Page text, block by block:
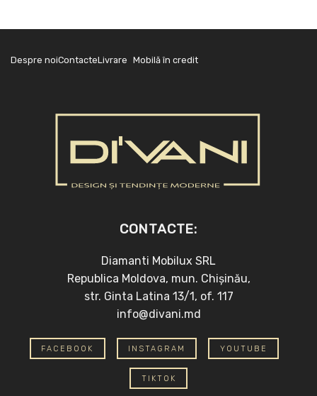
Despre noiContacteLivrare Mobilă în credit
CONTACTE:
Diamanti Mobilux SRL
Republica Moldova, mun. Chișinău,
str. Ginta Latina 13/1, of. 117
info@divani.md
FACEBOOK INSTAGRAM YOUTUBE
TIKTOK